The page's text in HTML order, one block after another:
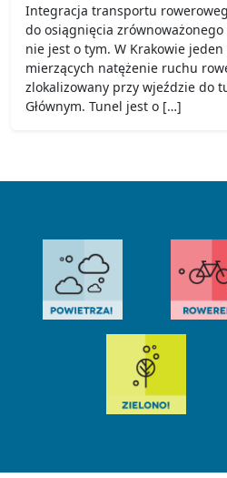
Integracja transportu
do osiągnięcia
nie jest o tym. W Krakowie
mierzących natężenie ruchu
zlokalizowany przy wjeździe do
Głównym. Tunel jest o […]